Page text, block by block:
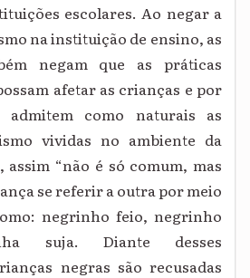
escolares. Ao negar a
na instituição de ensino, as
negam que as práticas
afetar as crianças e por
como naturais as
vividas no ambiente da
“não é só comum, mas
se referir a outra por meio
negrinho feio, negrinho
suja. Diante desses
negras são recusadas